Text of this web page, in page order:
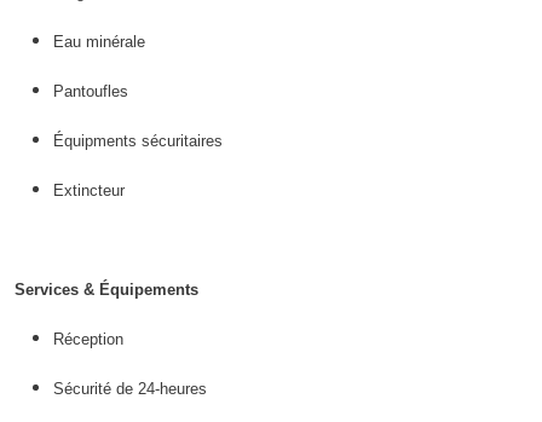
Eau minérale
Pantoufles
Équipments sécuritaires
Extincteur
Services & Équipements
Réception
Sécurité de 24-heures